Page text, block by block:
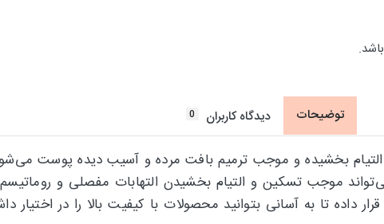
توضیحات دیدگاه کاربران 0
بخشیده و موجب ترمیم بافت مرده و آسیب دیده پوست می‌شود.
موجب تسکین و التیام بخشیدن التهابات مفصلی و
داده تا به آسانی بتوانید محصولات با کیفیت بالا را در